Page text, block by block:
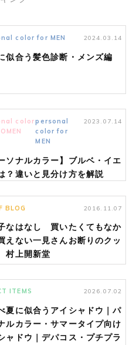
color for MEN 2024.03.14
似合う髪色診断・メンズ編
colorpersonal
color for
MEN
2023.07.14
ソナルカラー】ブルベ・イエ
？違いと見分け方を解説
BLOG 2016.11.07
なはなし 買いたくてもなか
えない一見さんお断りのクッ
上開新堂
ITEMS 2026.07.02
夏に似合うアイシャドウ｜パ
ルカラー・サマータイプ向け
ャドウ｜デパコス・プチプラ